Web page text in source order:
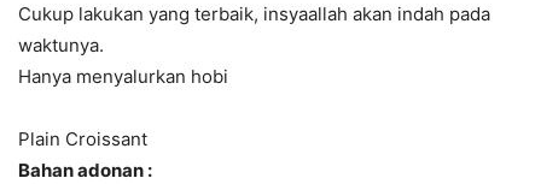
Cukup lakukan yang terbaik, insyaallah akan indah pada
waktunya.
Hanya menyalurkan hobi
Plain Croissant
Bahan adonan :